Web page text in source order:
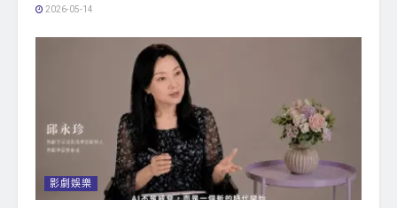
2026-05-14
影劇娛樂